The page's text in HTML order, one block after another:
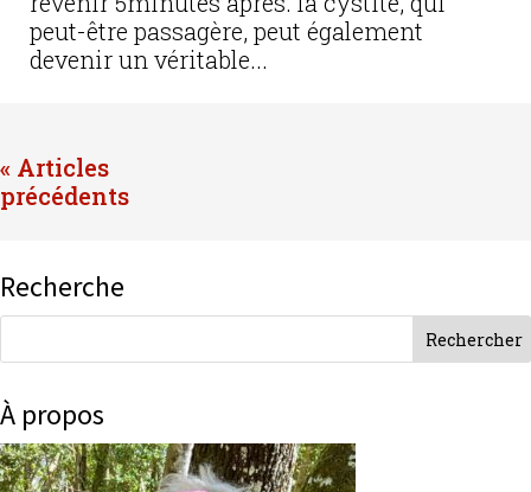
peut-être passagère, peut également
devenir un véritable...
« Entrées précédentes
Recherche
À propos